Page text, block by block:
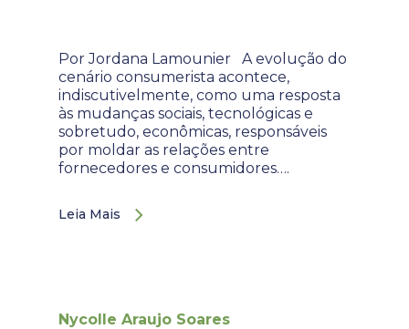
Por Jordana Lamounier A evolução do
cenário consumerista acontece,
indiscutivelmente, como uma resposta
às mudanças sociais, tecnológicas e
sobretudo, econômicas, responsáveis
por moldar as relações entre
fornecedores e consumidores….
Leia Mais
Nycolle Araujo Soares